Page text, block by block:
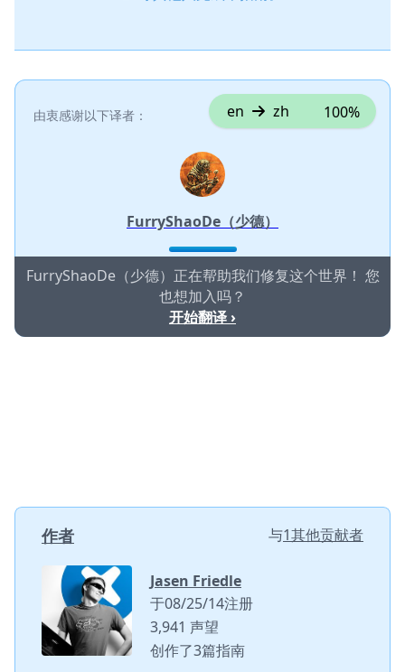
由衷感谢以下译者： en zh 100%
FurryShaoDe（少德）
FurryShaoDe（少德）正在帮助我们修复这个世界！ 您
也想加入吗？
开始翻译 ›
作者 与1其他贡献者
Jasen Friedle
于08/25/14注册
3,941 声望
创作了3篇指南